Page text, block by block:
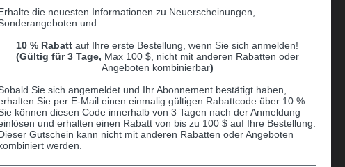
Center
die neuesten Informationen zu Neuerscheinungen,
und:
10 % Rabatt auf Ihre erste Bestellung, wenn Sie sich anmelden!
(Gültig für 3 Tage, Max 100 $, nicht mit anderen Rabatten oder
Angeboten kombinierbar)
Sie sich angemeldet und Ihr Abonnement bestätigt haben,
Sie per E-Mail einen einmalig gültigen Rabattcode über 10 %.
können diesen Code innerhalb von 3 Tagen nach der Anmeldung
und erhalten einen Rabatt von bis zu 100 $ auf Ihre Bestellung.
Gutschein kann nicht mit anderen Rabatten oder Angeboten
werden.